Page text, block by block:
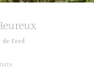
Fred